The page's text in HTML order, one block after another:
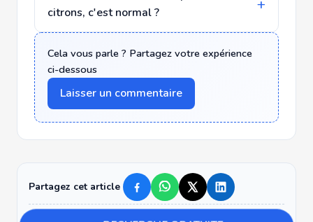
citrons, c'est normal ?
Cela vous parle ? Partagez votre expérience
ci-dessous
Laisser un commentaire
Partagez cet article